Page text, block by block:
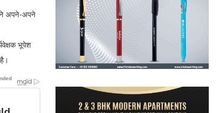
ने अपने-अपने
भूपेश